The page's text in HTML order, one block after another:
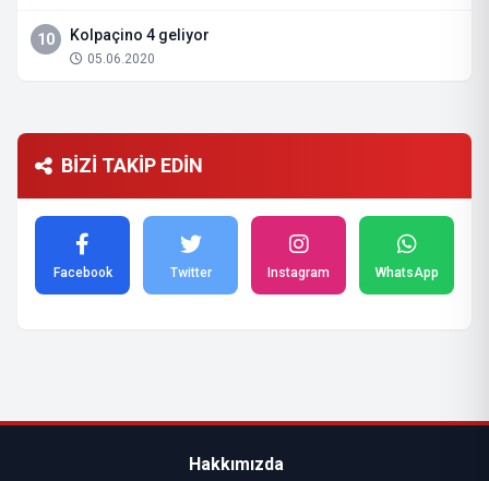
10 Kolpaçino 4 geliyor
05.06.2020
BİZİ TAKİP EDİN
Facebook Twitter Instagram WhatsApp
Hakkımızda